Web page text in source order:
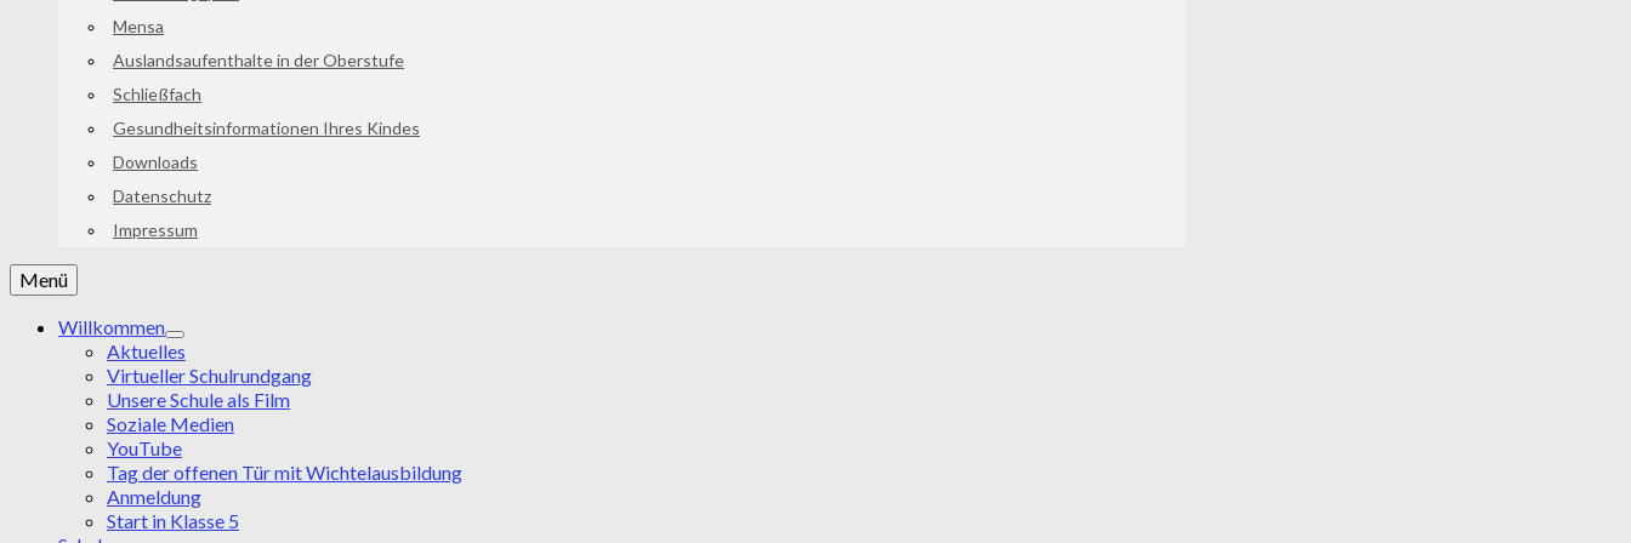
Mensa
Auslandsaufenthalte in der Oberstufe
Schließfach
Gesundheitsinformationen Ihres Kindes
Downloads
Datenschutz
Impressum
Menü
Willkommen
Aktuelles
Virtueller Schulrundgang
Unsere Schule als Film
Soziale Medien
YouTube
Tag der offenen Tür mit Wichtelausbildung
Anmeldung
Start in Klasse 5